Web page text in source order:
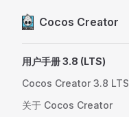
Skip to content
Cocos Creator
用户手册 3.8 (LTS)
Cocos Creator 3.8 LTS
关于 Cocos Creator